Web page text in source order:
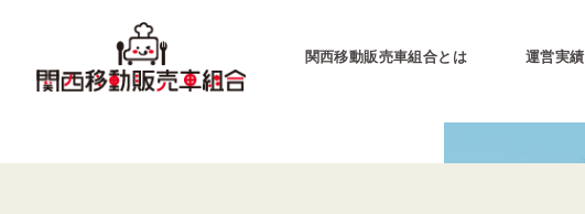
関西移動販売車組合とは
関西移動販売車組合とは
運営実績